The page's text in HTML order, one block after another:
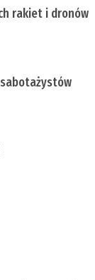
rakiet i dronów